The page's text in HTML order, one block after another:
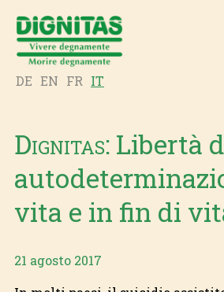
DE EN FR IT
Dignitas: Libertà
vita e in fin di
21 agosto 2017